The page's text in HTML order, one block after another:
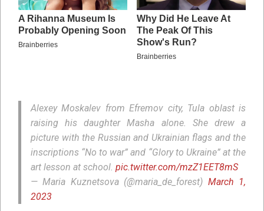
Alexey Moskalev from Efremov city, Tula oblast is
raising his daughter Masha alone. She drew a
picture with the Russian and Ukrainian flags and the
inscriptions “No to war” and “Glory to Ukraine” at the
art lesson at school. pic.twitter.com/mzZ1EET8mS
— Maria Kuznetsova (@maria_de_forest) March 1,
2023